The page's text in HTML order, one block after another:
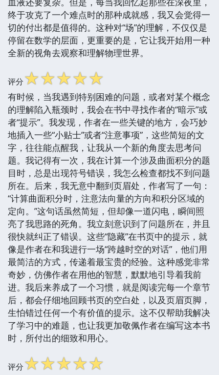
终于攻克了一个难点时的那种成就感，我又会觉得一
切的付出都是值得的。这种对“场”的理解，不仅仅是
停留在数学的层面，更重要的是，它让我开始用一种
全新的视角去观察和理解物理世界。
评分☆☆☆☆☆
有时候，当我遇到特别困难的问题，或者对某个概念
的理解陷入瓶颈时，我会在书中寻找作者的“暗示”或
者“提示”。我发现，作者在一些关键的地方，会巧妙
地插入一些“小贴士”或者“注意事项”，这些简短的文
字，往往能点醒我，让我从一个新的角度去思考问
题。我记得有一次，我在计算一个涉及曲面积分的题
目时，总是出现符号错误，我怎么检查都找不到问题
所在。后来，我无意中翻到页眉处，作者写了一句：
“计算曲面积分时，注意法向量的方向和积分区域的
定向。”这句话虽然简短，但却像一道闪电，瞬间照
亮了我思路的死角。我立刻意识到了问题所在，并且
很快就纠正了错误。这些“隐藏”在书页中的提示，就
像是作者在和我进行一场“跨越时空的对话”，他们用
最简洁的方式，传递着最宝贵的经验。这种感觉非常
奇妙，仿佛作者在用他的智慧，默默地引导着我前
进。我后来养成了一个习惯，就是阅读完每一个章节
后，都会仔细地回顾书页的空白处，以及页眉页脚，
生怕错过任何一个有价值的提示。这不仅帮助我解决
了学习中的难题，也让我更加敬佩作者在编写这本书
时，所付出的细致和用心。
评分☆☆☆☆☆